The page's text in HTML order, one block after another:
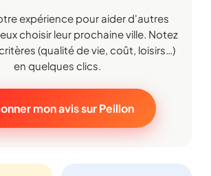
expérience pour aider d'autres
choisir leur prochaine ville. Notez
(qualité de vie, coût, loisirs…)
en quelques clics.
mon avis sur Peillon